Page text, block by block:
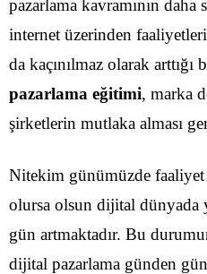
pazarlama kavramının
internet üzerinden
da kaçınılmaz olarak arttığı
pazarlama eğitimi, marka
şirketlerin mutlaka alması
Nitekim günümüzde
olursa olsun dijital dünyada
gün artmaktadır. Bu
dijital pazarlama günden